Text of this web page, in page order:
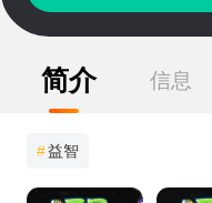
简介 信息
#益智